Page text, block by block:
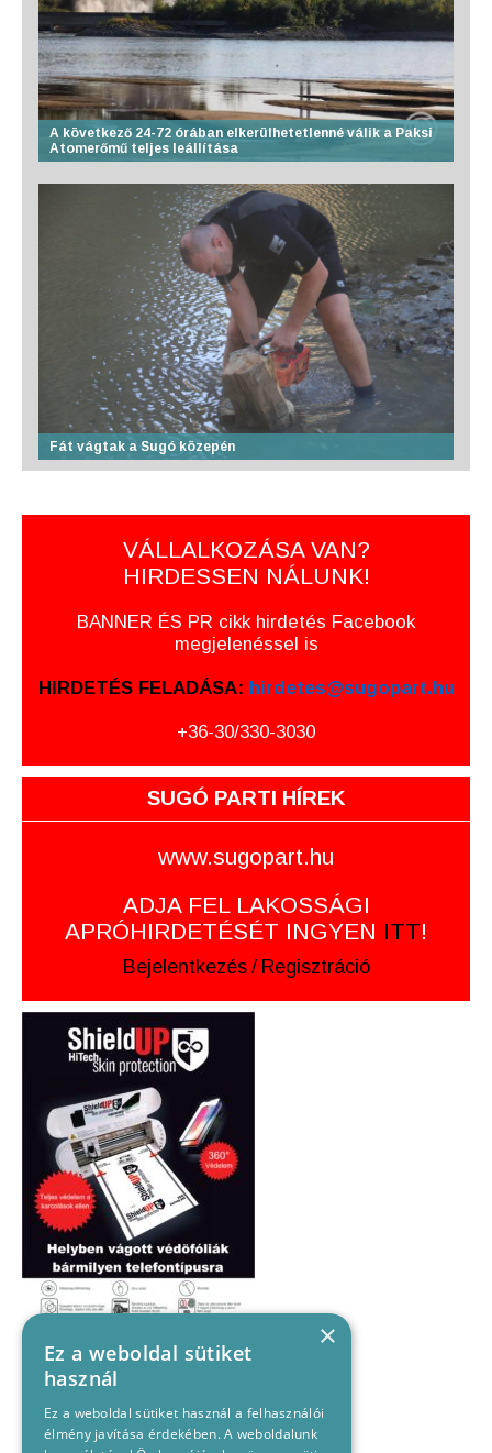
A következő 24-72 órában elkerülhetetlenné válik a Paksi
Atomerőmű teljes leállítása
Fát vágtak a Sugó közepén
VÁLLALKOZÁSA VAN?
HIRDESSEN NÁLUNK!
BANNER ÉS PR cikk hirdetés Facebook
megjelenéssel is
HIRDETÉS FELADÁSA: hirdetes@sugopart.hu
+36-30/330-3030
SUGÓ PARTI HÍREK
www.sugopart.hu
ADJA FEL LAKOSSÁGI
APRÓHIRDETÉSÉT INGYEN ITT!
Bejelentkezés / Regisztráció
×
Ez a weboldal sütiket
használ
Ez a weboldal sütiket használ a felhasználói
élmény javítása érdekében. A weboldalunk